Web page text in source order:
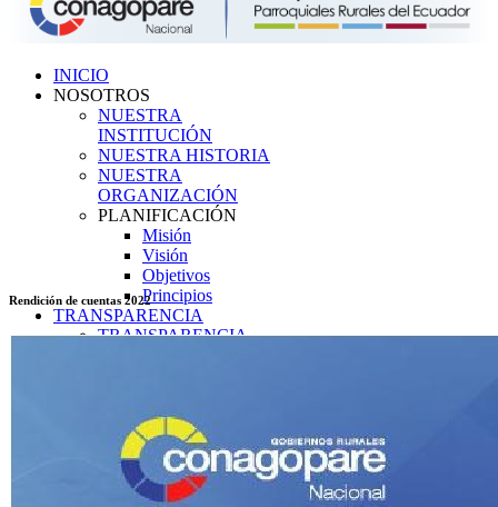
INICIO
NOSOTROS
NUESTRA
INSTITUCIÓN
NUESTRA HISTORIA
NUESTRA
ORGANIZACIÓN
PLANIFICACIÓN
Misión
Visión
Objetivos
Principios
TRANSPARENCIA
TRANSPARENCIA
Transparencia
Colaborativ
Febrero
Transparencia Activa
Rendición de cuentas 2022